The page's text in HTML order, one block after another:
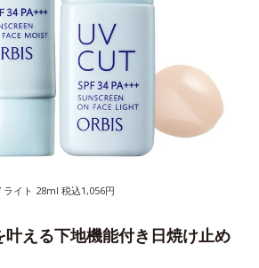
イト 28ml 税込1,056円
える下地機能付き日焼け止め